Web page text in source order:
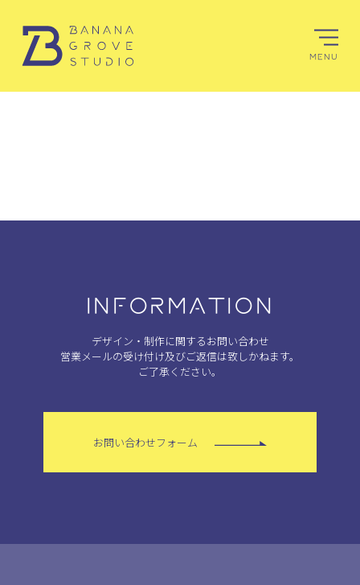
MENU
INFORMATION
デザイン・制作に関するお問い合わせ
営業メールの受け付け及びご返信は致しかねます。
ご了承ください。
お問い合わせフォーム